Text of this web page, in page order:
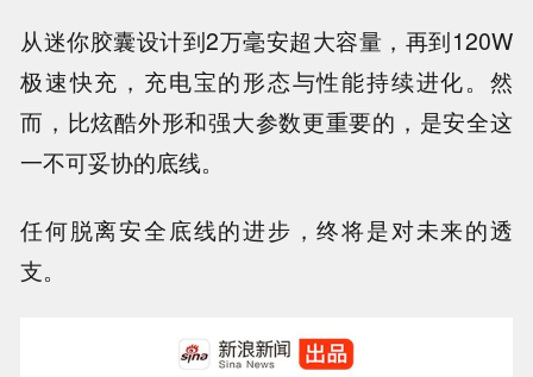
从迷你胶囊设计到2万毫安超大容量，再到120W
极速快充，充电宝的形态与性能持续进化。然
而， 比炫酷外形和强大参数更重要的，是安全这
一不可妥协的底线。
任何脱离安全底线的进步，终将是对未来的透
支。